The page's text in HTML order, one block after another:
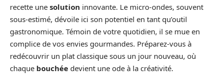
recette une solution innovante. Le micro-ondes, souvent
sous-estimé, dévoile ici son potentiel en tant qu’outil
gastronomique. Témoin de votre quotidien, il se mue en
complice de vos envies gourmandes. Préparez-vous à
redécouvrir un plat classique sous un jour nouveau, où
chaque bouchée devient une ode à la créativité.